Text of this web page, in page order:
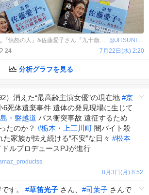
杉山響子さん『憤怒の人』&佐藤愛子さん『九十歳。何がめでたい』シリーズ公式 @JITSUNIMEDETAI
24 7月22日(水) 2:20
分析グラフを見る
92）消えた“最高齢主演女優”の現在地 #京
6死体遺棄事件 遺体の発見現場に生じて
・磐越道 バス衝突事故 遠征するため
たのか？ #栃木・上三川町 闇バイト殺
た家族が怯え続ける“不安”な日々 #松本
ドルプロデュースPJが進行
8月3日(月) 8:52
す。 #草笛光子 さん、 #司葉子 さんで